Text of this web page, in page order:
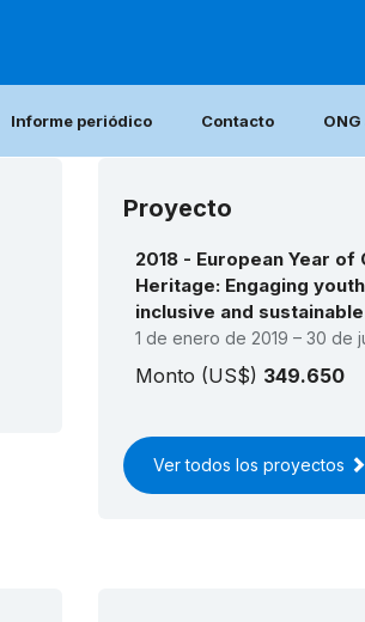
Informe periódico Contacto
Proyecto
2018 - European Year of
Heritage: Engaging
inclusive and
1 de enero de 2019 – 30 de
Monto (US$) 349.650
Ver todos los proyectos